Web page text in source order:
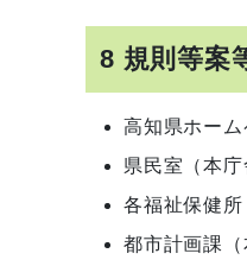
8 規則等案
高知県ホーム
県民室（本庁
各福祉保健
都市計画課（